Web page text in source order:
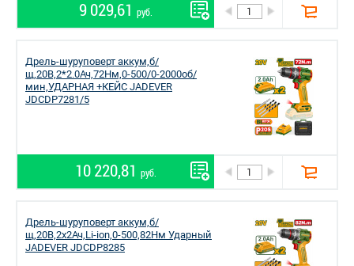
9 029,61 руб.
Дрель-шуруповерт аккум,б/
щ,20В,2*2.0Ач,72Нм,0-500/0-2000об/
мин,УДАРНАЯ +КЕЙС JADEVER
JDCDP7281/5
10 220,81 руб.
Дрель-шуруповерт аккум,б/
щ,20В,2х2Ач,Li-ion,0-500,82Нм Ударный
JADEVER JDCDP8285